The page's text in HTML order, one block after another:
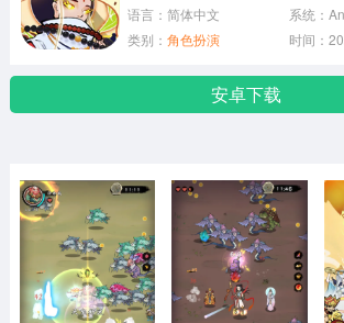
体育竞技
语言：简体中文
系统：
类别： 角色扮演 时间：
安卓下载